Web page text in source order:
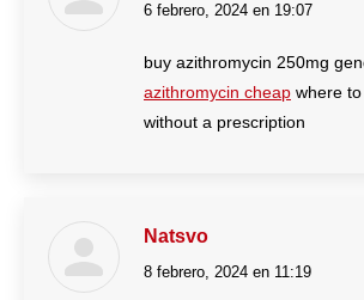
dice:
6 febrero, 2024 en 19:07
buy azithromycin 250mg
azithromycin cheap where
without a prescription
Natsvo
dice:
8 febrero, 2024 en 11:19